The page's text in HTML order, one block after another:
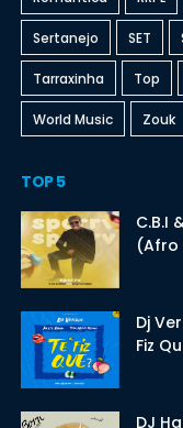
Sertanejo SET
Tarraxinha Top
World Music Zouk
TOP 5
C.B.I
(Afro
Dj
Fiz
DJ